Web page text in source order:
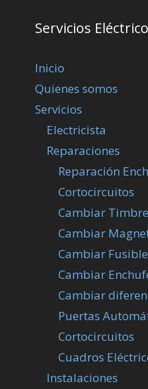
Servicios
Inicio
Quienes somos
Servicios
Electricista
Reparaciones
Reparación
Cortocircuitos
Cambiar Timbre
Cambiar
Cambiar Fusible
Cambiar
Cambiar
Puertas
Cortocircuitos
Cuadros
Instalaciones